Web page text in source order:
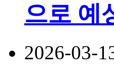
으로 예
2026-03-